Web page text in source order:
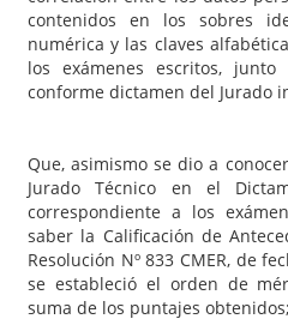
contenidos en los sobres
numérica y las claves
los exámenes escritos,
conforme dictamen del Jurado
Que, asimismo se dio a
Jurado Técnico en el
correspondiente a los
saber la Calificación de
Resolución Nº 833 CMER, de
se estableció el orden de
suma de los puntajes obtenidos;